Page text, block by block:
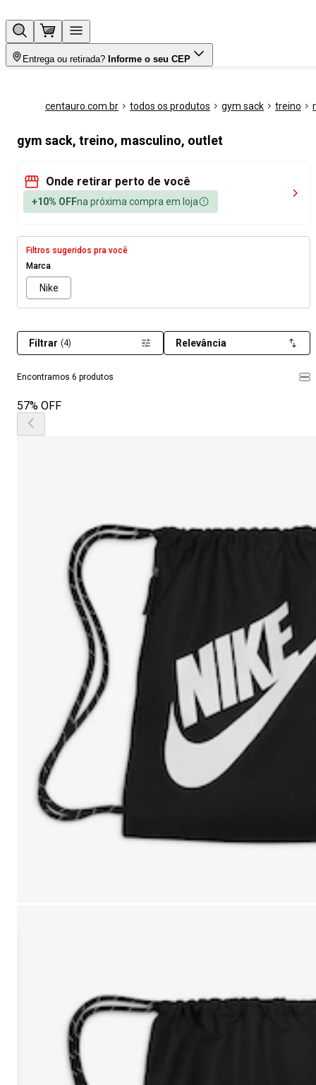
Entrega ou retirada? Informe o seu CEP
centauro.com.br todos os produtos gym sack treino
gym sack, treino, masculino, outlet
Onde retirar perto de você
+10% OFFna próxima compra em loja
Filtros sugeridos pra você
Marca
Nike
Encontramos 6 produtos
Filtrar (4) Relevância
57% OFF